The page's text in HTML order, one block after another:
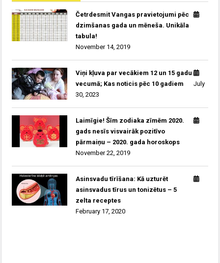
Četrdesmit Vangas pravietojumi pēc
dzimšanas gada un mēneša. Unikāla
tabula!
November 14, 2019
Viņi kļuva par vecākiem 12 un 15 gadu
vecumā; Kas noticis pēc 10 gadiem
July
30, 2023
Laimīgie! Šīm zodiaka zīmēm 2020.
gads nesīs visvairāk pozitīvo
pārmaiņu – 2020. gada horoskops
November 22, 2019
Asinsvadu tīrīšana: Kā uzturēt
asinsvadus tīrus un tonizētus – 5
zelta receptes
February 17, 2020